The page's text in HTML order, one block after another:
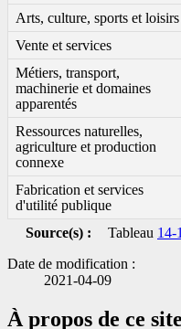
Arts, culture, sports et loisirs
Vente et services
Métiers, transport,
machinerie et domaines
apparentés
Ressources naturelles,
agriculture et production
connexe
Fabrication et services
d'utilité publique
Source(s) : Tableau 14-
Date de modification :
2021-04-09
À propos de ce site